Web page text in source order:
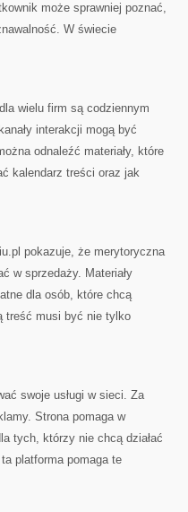
może sprawniej poznać,
W świecie
wielu firm są codziennym
interakcji mogą być
odnaleźć materiały, które
kalendarz treści oraz jak
pokazuje, że merytoryczna
w sprzedaży. Materiały
dla osób, które chcą
treść musi być nie tylko
swoje usługi w sieci. Za
Strona pomaga w
tych, którzy nie chcą działać
platforma pomaga te